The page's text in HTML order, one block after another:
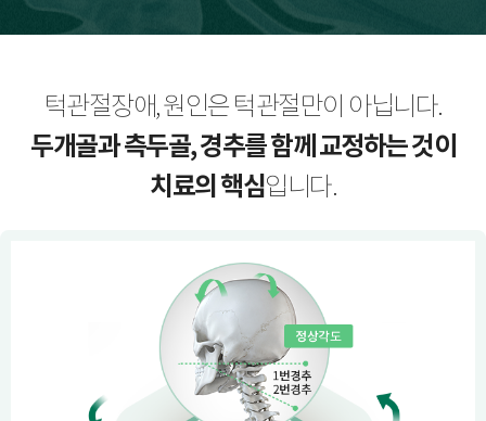
턱관절장애, 원인은 턱관절만이 아닙니다.
두개골과 측두골, 경추를 함께 교정하는 것이
치료의 핵심입니다.